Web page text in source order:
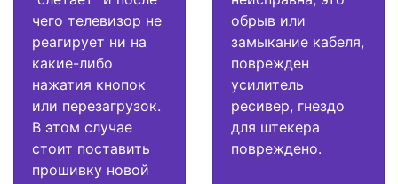
чего телевизор не
реагирует ни на
какие-либо
нажатия кнопок
или перезагрузок.
В этом случае
стоит поставить
прошивку новой
обрыв или
замыкание кабеля,
поврежден
усилитель
ресивер, гнездо
для штекера
повреждено.